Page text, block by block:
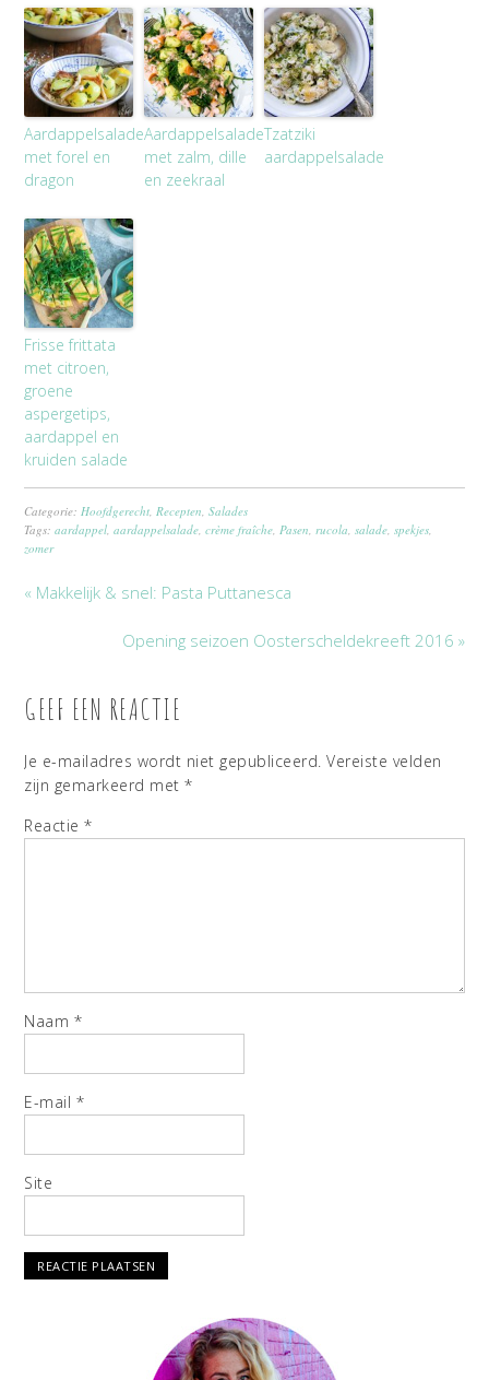
Aardappelsalade
met forel en
dragon
Aardappelsalade
met zalm, dille
en zeekraal
Tzatziki
aardappelsalade
Frisse frittata
met citroen,
groene
aspergetips,
aardappel en
kruiden salade
Categorie:Hoofdgerecht,Recepten,Salades
Tags:aardappel,aardappelsalade,crème fraîche,Pasen,rucola,salade,spekjes,
zomer
« Makkelijk & snel: Pasta Puttanesca
Opening seizoen Oosterscheldekreeft 2016 »
GEEF EEN REACTIE
Je e-mailadres wordt niet gepubliceerd. Vereiste velden
zijn gemarkeerd met*
Reactie*
Naam *
E-mail *
Site